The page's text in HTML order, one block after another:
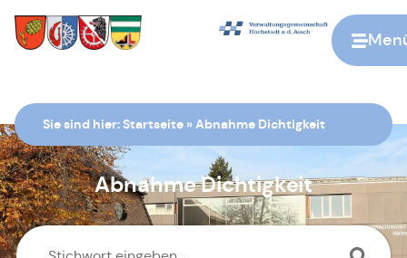
Sie sind hier:Startseite » Abnahme Dichtigkeit
Abnahme Dichtigkeit